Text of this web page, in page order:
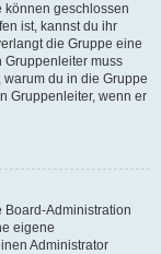
können geschlossen
ist, kannst du ihr
die Gruppe eine
Gruppenleiter muss
du in die Gruppe
Gruppenleiter, wenn er
Board-Administration
eigene
Administrator